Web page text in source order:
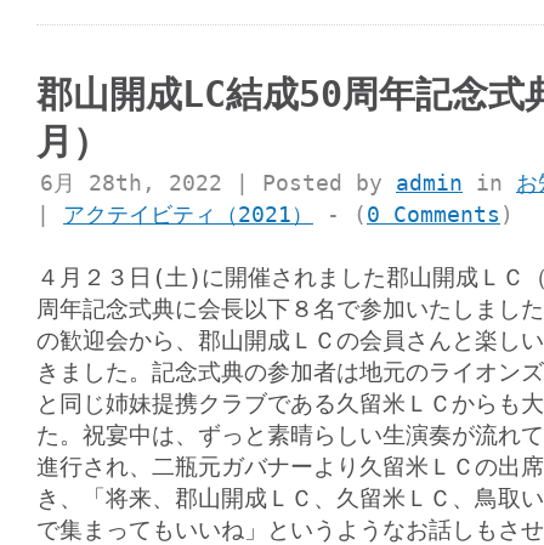
郡山開成LC結成50周年記念式
月）
6月 28th, 2022 | Posted by admin in お
| アクテイビティ（2021） - (0 Comments )
４月２３日(土)に開催されました郡山開成ＬＣ
周年記念式典に会長以下８名で参加いたしまし
の歓迎会から、郡山開成ＬＣの会員さんと楽し
きました。記念式典の参加者は地元のライオン
と同じ姉妹提携クラブである久留米ＬＣからも
た。祝宴中は、ずっと素晴らしい生演奏が流れ
進行され、二瓶元ガバナーより久留米ＬＣの出
き、「将来、郡山開成ＬＣ、久留米ＬＣ、鳥取
で集まってもいいね」というようなお話しもさ